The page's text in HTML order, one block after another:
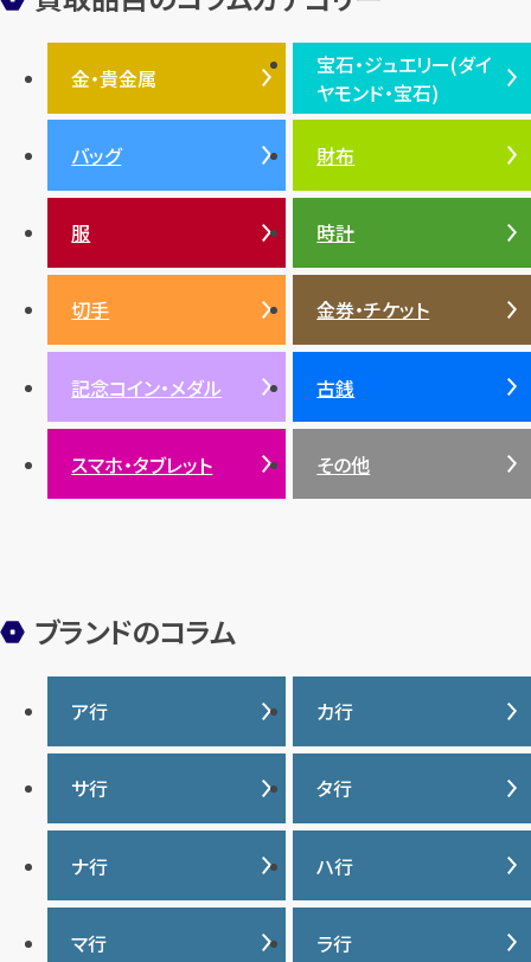
エルメス ダイヤモンド ルイ・ヴィトン 豆知識 カルティエ
投資 金地金 金価格・相場 グッチ 買取 プラダ
ティファニー
金貨 ブルガリ
バッグ
アメジスト
バレンシアガ
ルビー 陶磁器・ガラス ブレゲ SDGs
金・貴金属
金・貴金属TOP
プラチナ
銀・シルバー
宝石・ジュエリー(ダイ
ヤモンド・宝石)
宝石・ジュエリー(ダイヤモ
ンド・宝石)TOP
ダイヤモンド
エメラルド
ルビー
サファイア
パール
サンゴ
ヒスイ
バッグ 財布
服 時計
切手 金券・チケット
記念コイン・メダル 古銭
スマホ・タブレット その他
ブランドのコラム
ア行
IWC
ヴァシュロンコンスタンタ
ン
ウブロ
エルメス
カ行
カナダグース
カルティエ
グッチ
クロムハーツ
サ行
サマンサタバサ
ジーショック
ジャガー・ルクルト
タ行
タグ・ホイヤー
ディオール
ティファニー
ナ行
ナイキ
ハ行
バーバリー
マ行 ラ行